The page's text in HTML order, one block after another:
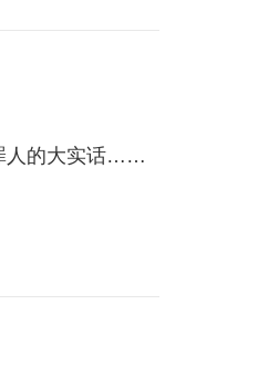
人的大实话……